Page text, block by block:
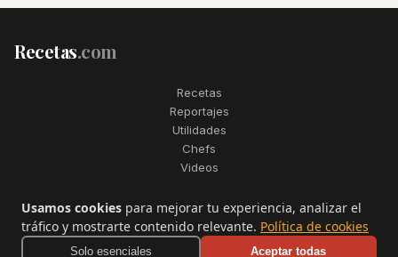
Recetas.com
Recetas
Reportajes
Utilidades
Chefs
Videos
2006–2026. Todos los derechos reservados. Recetas.com es una
marca registrada de Telfo Networks S.L.
Aviso legal·Condiciones de uso·Contactar
Usamos cookies para mejorar tu experiencia, analizar el
tráfico y mostrarte contenido relevante. Política de cookies
Solo esenciales Aceptar todas